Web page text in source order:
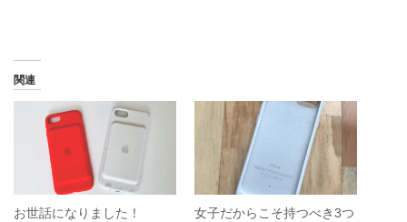
関連
お世話になりました！
女子だからこそ持つべき3つ